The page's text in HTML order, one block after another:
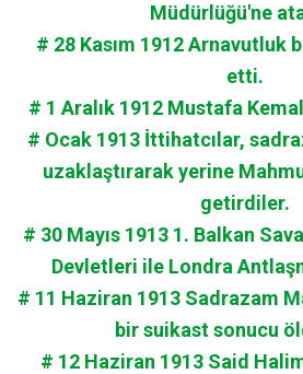
Müdürlüğü'ne
# 28 Kasım 1912 Arnavutluk
etti.
# 1 Aralık 1912 Mustafa
# Ocak 1913 İttihatcılar,
uzaklaştırarak yerine
getirdiler.
# 30 Mayıs 1913 1. Balkan
Devletleri ile Londra
# 11 Haziran 1913 Sadrazam
bir suikast sonucu
# 12 Haziran 1913 Said